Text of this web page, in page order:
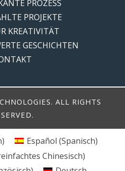
PROZESS
PROJEKTE
KREATIVITÄT
GESCHICHTEN
ALL RIGHTS
) Español (Spanisch)
Chinesisch)